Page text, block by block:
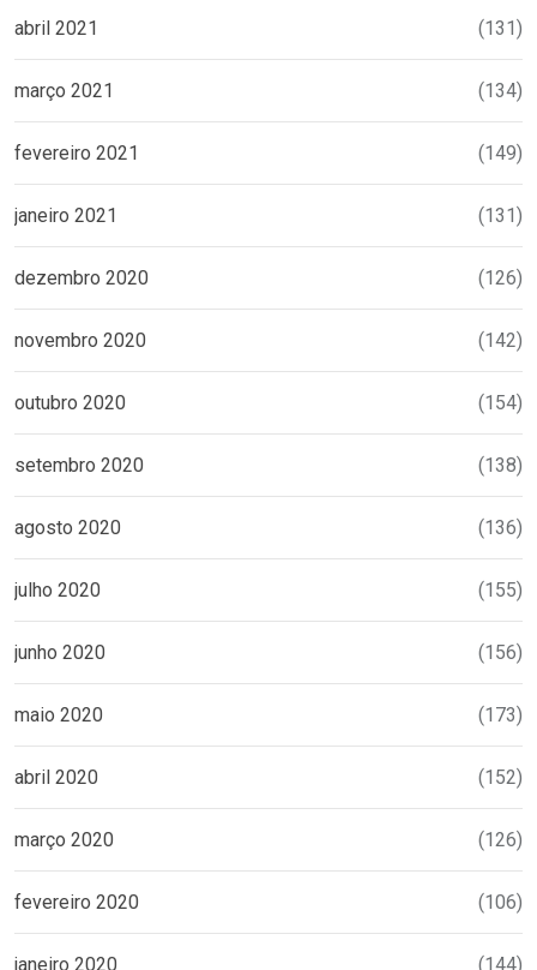
abril 2021 (131)
março 2021 (134)
fevereiro 2021 (149)
janeiro 2021 (131)
dezembro 2020 (126)
novembro 2020 (142)
outubro 2020 (154)
setembro 2020 (138)
agosto 2020 (136)
julho 2020 (155)
junho 2020 (156)
maio 2020 (173)
abril 2020 (152)
março 2020 (126)
fevereiro 2020 (106)
janeiro 2020 (144)